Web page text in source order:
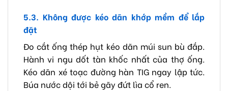
5.3. Không được kéo dãn khớp mềm để lắp
đặt
Đo cắt ống thép hụt kéo dãn múi sun bù đắp.
Hành vi ngu dốt tàn khốc nhất của thợ ống.
Kéo dãn xé toạc đường hàn TIG ngay lập tức.
Búa nước dội tới bẻ gãy đứt lìa cổ ren.